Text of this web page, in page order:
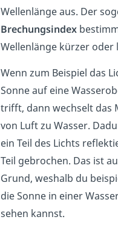
Wellenlänge aus. Der
Brechungsindex
Wellenlänge kürzer oder
Wenn zum Beispiel das
Sonne auf eine
trifft, dann wechselt das
von Luft zu Wasser.
ein Teil des Lichts
Teil gebrochen. Das ist
Grund, weshalb du
die Sonne in einer
sehen kannst.